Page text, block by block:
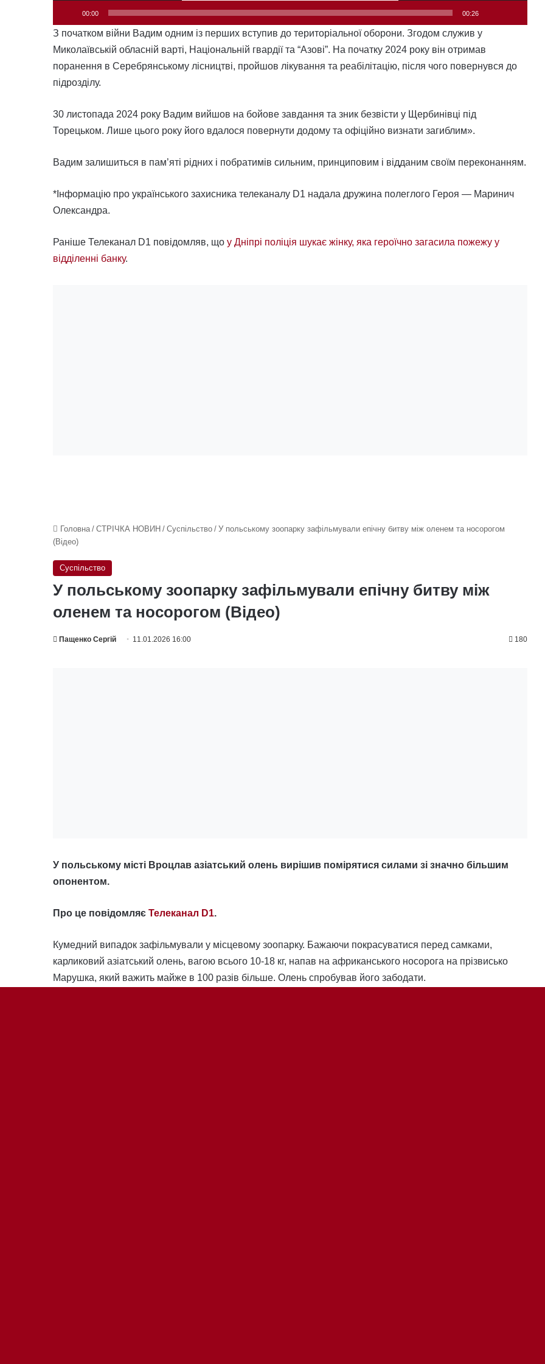
00:00 00:26
З початком війни Вадим одним із перших вступив до територіальної оборони. Згодом служив у
Миколаївській обласній варті, Національній гвардії та “Азові”. На початку 2024 року він отримав
поранення в Серебрянському лісництві, пройшов лікування та реабілітацію, після чого повернувся до
підрозділу.
30 листопада 2024 року Вадим вийшов на бойове завдання та зник безвісти у Щербинівці під
Торецьком. Лише цього року його вдалося повернути додому та офіційно визнати загиблим».
Вадим залишиться в пам’яті рідних і побратимів сильним, принциповим і відданим своїм переконанням.
*Інформацію про українського захисника телеканалу D1 надала дружина полеглого Героя — Маринич
Олександра.
Раніше Телеканал D1 повідомляв, що у Дніпрі поліція шукає жінку, яка героїчно загасила пожежу у
відділенні банку.